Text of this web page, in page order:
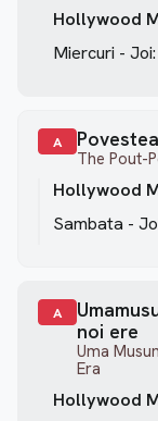
Hollywood
Miercuri - Joi:
A
The Pout-
Hollywood
Sambata -
A
noi ere
Uma
Era
Hollywood